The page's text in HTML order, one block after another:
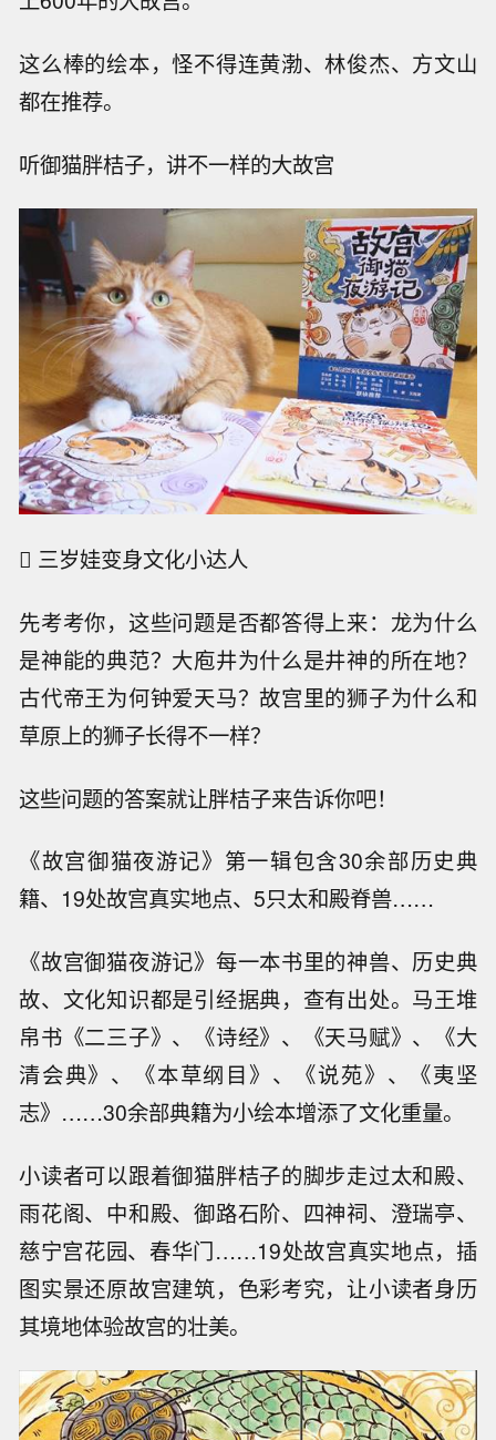
这么棒的绘本，怪不得连黄渤、林俊杰、方文山
都在推荐。
听御猫胖桔子，讲不一样的大故宫
 三岁娃变身文化小达人
先考考你，这些问题是否都答得上来：龙为什么
是神能的典范？大庖井为什么是井神的所在地？
古代帝王为何钟爱天马？故宫里的狮子为什么和
草原上的狮子长得不一样？
这些问题的答案就让胖桔子来告诉你吧！
《故宫御猫夜游记》第一辑包含30余部历史典
籍、19处故宫真实地点、5只太和殿脊兽……
《故宫御猫夜游记》每一本书里的神兽、历史典
故、文化知识都是引经据典，查有出处。马王堆
帛书《二三子》、《诗经》、《天马赋》、《大
清会典》、《本草纲目》、《说苑》、《夷坚
志》……30余部典籍为小绘本增添了文化重量。
小读者可以跟着御猫胖桔子的脚步走过太和殿、
雨花阁、中和殿、御路石阶、四神祠、澄瑞亭、
慈宁宫花园、春华门……19处故宫真实地点，插
图实景还原故宫建筑，色彩考究，让小读者身历
其境地体验故宫的壮美。